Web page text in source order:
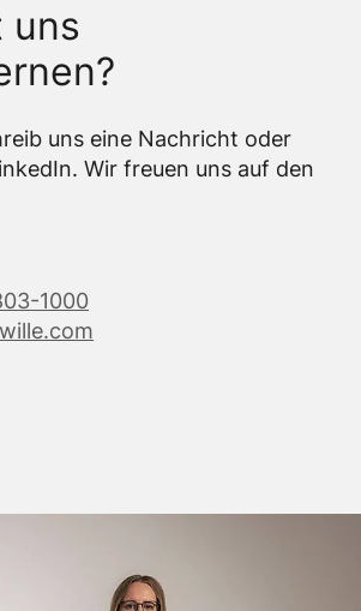
uns
uns eine Nachricht oder
Wir freuen uns auf den
1000